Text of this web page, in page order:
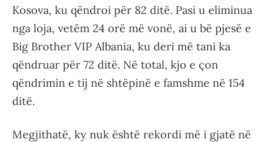
Kosova, ku qëndroi për 82 ditë. Pasi u eliminua
nga loja, vetëm 24 orë më vonë, ai u bë pjesë e
Big Brother VIP Albania, ku deri më tani ka
qëndruar për 72 ditë. Në total, kjo e çon
qëndrimin e tij në shtëpinë e famshme në 154
ditë.
Megjithatë, ky nuk është rekordi më i gjatë në